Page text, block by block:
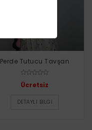
Perde Tutucu Tavşan
Ücretsiz
DETAYLI BILGI